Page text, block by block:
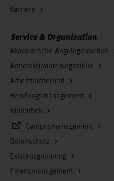
Karriere
Service & Organisation
Akademische Angelegenheiten
Antidiskriminierungsstelle
Arbeitssicherheit
Berufungsmanagement
Bibliothek
Campusmanagement
Datenschutz
Existenzgründung
Finanzmanagement